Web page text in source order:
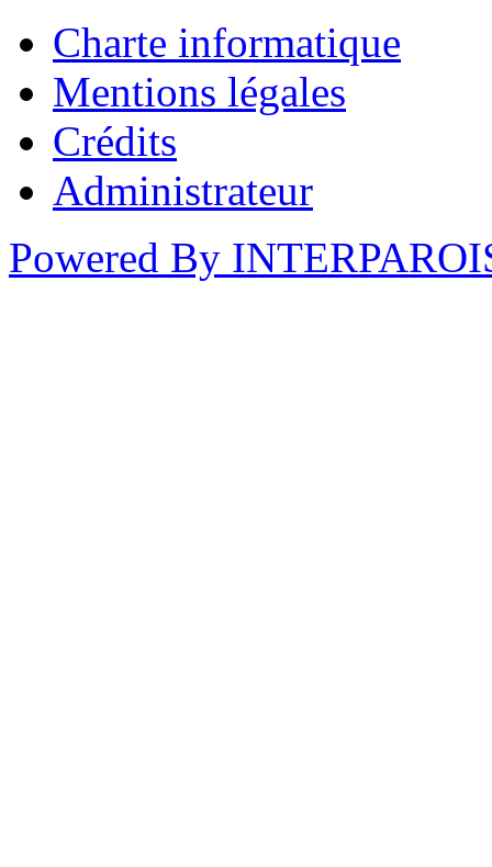
Charte informatique
Mentions légales
Crédits
Administrateur
Powered By